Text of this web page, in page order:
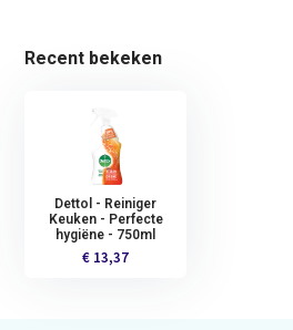
Recent bekeken
Dettol - Reiniger
Keuken - Perfecte
hygiëne - 750ml
€ 13,37